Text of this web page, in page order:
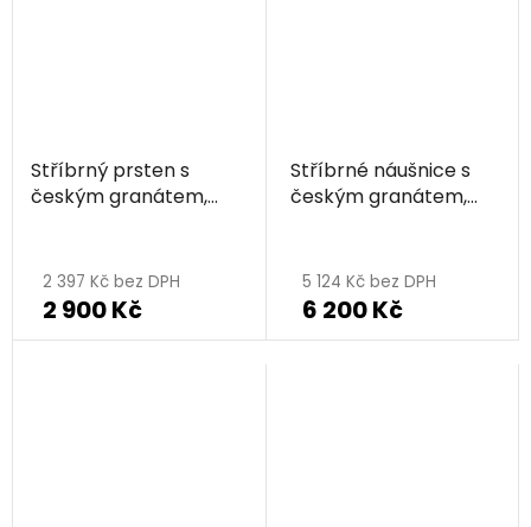
Stříbrný prsten s
českým granátem,
2 397 Kč bez DPH
2 900 Kč
Stříbrné náušnice s
českým granátem,
hodnocení
produktu
je
5 124 Kč bez DPH
6 200 Kč